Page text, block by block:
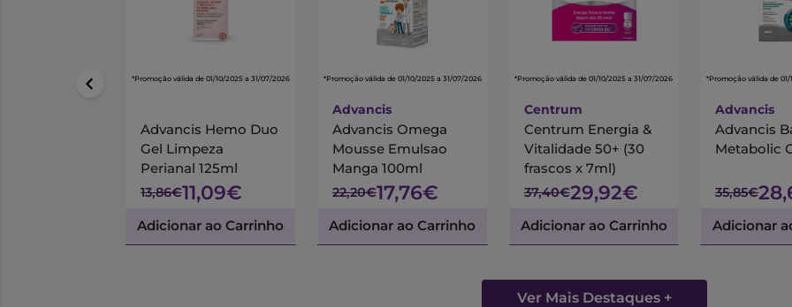
*Promoção válida de 01/10/2025 a 31/07/2026
Advancis Hemo Duo
Gel Limpeza
Perianal 125ml
13,86€11,09€
Adicionar ao Carrinho
*Promoção válida de 01/10/2025 a 31/07/2026
Advancis
Advancis Omega
Mousse Emulsao
Manga 100ml
22,20€17,76€
Adicionar ao Carrinho
*Promoção válida de 01/10/2025 a 31/07/2026
Centrum
Centrum Energia &
Vitalidade 50+ (30
frascos x 7ml)
37,40€29,92€
Adicionar ao Carrinho
*Promoção válida de
Advancis
Advancis
Metabolic
35,85€
Adicionar
Ver Mais Destaques +